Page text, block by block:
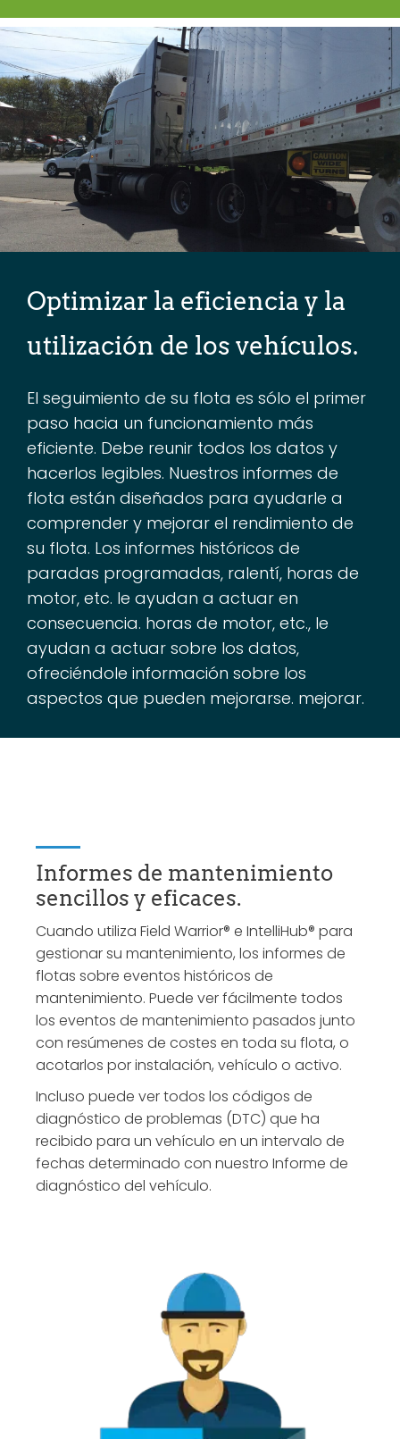
Optimizar la eficiencia y la
utilización de los vehículos.
El seguimiento de su flota es sólo el primer
paso hacia un funcionamiento más
eficiente. Debe reunir todos los datos y
hacerlos legibles. Nuestros informes de
flota están diseñados para ayudarle a
comprender y mejorar el rendimiento de
su flota. Los informes históricos de
paradas programadas, ralentí, horas de
motor, etc. le ayudan a actuar en
consecuencia. horas de motor, etc., le
ayudan a actuar sobre los datos,
ofreciéndole información sobre los
aspectos que pueden mejorarse. mejorar.
Informes de mantenimiento
sencillos y eficaces.
Cuando utiliza Field Warrior® e IntelliHub® para
gestionar su mantenimiento, los informes de
flotas sobre eventos históricos de
mantenimiento. Puede ver fácilmente todos
los eventos de mantenimiento pasados junto
con resúmenes de costes en toda su flota, o
acotarlos por instalación, vehículo o activo.
Incluso puede ver todos los códigos de
diagnóstico de problemas (DTC) que ha
recibido para un vehículo en un intervalo de
fechas determinado con nuestro Informe de
diagnóstico del vehículo.